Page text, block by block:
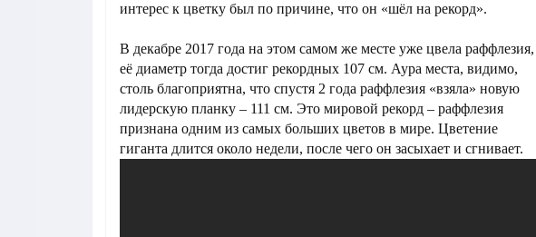
интерес к цветку был по причине, что он «шёл на рекорд».
В декабре 2017 года на этом самом же месте уже цвела раффлезия,
её диаметр тогда достиг рекордных 107 см. Аура места, видимо,
столь благоприятна, что спустя 2 года раффлезия «взяла» новую
лидерскую планку – 111 см. Это мировой рекорд – раффлезия
признана одним из самых больших цветов в мире. Цветение
гиганта длится около недели, после чего он засыхает и сгнивает.